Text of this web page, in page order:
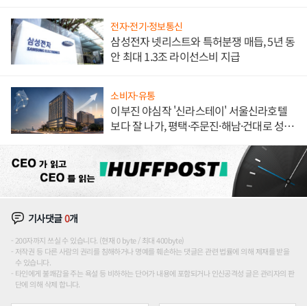
전자·전기·정보통신
삼성전자 넷리스트와 특허분쟁 매듭, 5년 동
안 최대 1.3조 라이선스비 지급
소비자·유통
이부진 야심작 '신라스테이' 서울신라호텔
보다 잘 나가, 평택·주문진·해남·건대로 성
기사댓글0개
200자까지 쓰실 수 있습니다. (현재 0 byte / 최대 400byte)
저작권 등 다른 사람의 권리를 침해하거나 명예를 훼손하는 댓글은 관련 법률에 의해 제재를 받을
수 있습니다.
타인에게 불쾌감을 주는 욕설 등 비하하는 단어가 내용에 포함되거나 인신공격성 글은 관리자의 판
단에 의해 삭제 합니다.